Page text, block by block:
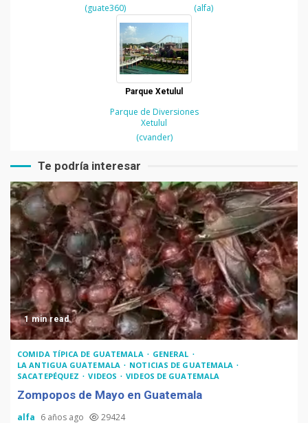
(guate360)
(alfa)
Parque Xetulul
Parque de Diversiones
Xetulul
(cvander)
Te podría interesar
1 min read
COMIDA TÍPICA DE GUATEMALA
GENERAL
LA ANTIGUA GUATEMALA
NOTICIAS DE GUATEMALA
SACATEPÉQUEZ
VIDEOS VIDEOS DE GUATEMALA
Zompopos de Mayo en Guatemala
alfa 6 años ago 29424